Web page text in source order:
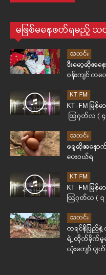
မဖြစ်မနေဖတ်ရမည့် သတ
သတင်း
ဒီးမော့ဆိုအန
ဝန်းကျင် က
KT FM
KT-FM မြ
ဩဂုတ်လ ( ၄ )
သတင်း
ဖရူဆိုအနောက်
ပေးဝယ်ရ
KT FM
KT-FM မြ
ဩဂုတ်လ ( ၇ )
သတင်း
ကရင်နီပြည်
ရဲ့ တိုက်ခိုက်မှု
လုံးကျော် ပျက်